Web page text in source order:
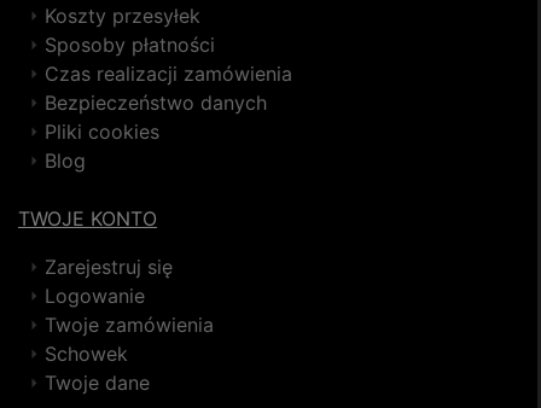
Koszty przesyłek
Sposoby płatności
Czas realizacji zamówienia
Bezpieczeństwo danych
Pliki cookies
Blog
TWOJE KONTO
Zarejestruj się
Logowanie
Twoje zamówienia
Schowek
Twoje dane